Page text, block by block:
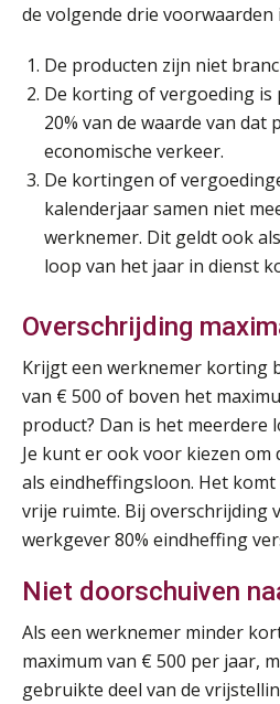
de volgende drie voorwaarden
De producten zijn niet
De korting of vergoeding is
20% van de waarde van dat
economische verkeer.
De kortingen of
kalenderjaar samen niet
werknemer. Dit geldt ook
loop van het jaar in dienst
Overschrijding
Krijgt een werknemer korting
van € 500 of boven het
product? Dan is het meerdere
Je kunt er ook voor kiezen om
als eindheffingsloon. Het komt
vrije ruimte. Bij overschrijding
werkgever 80% eindheffing
Niet doorschuiven
Als een werknemer minder
maximum van € 500 per jaar,
gebruikte deel van de